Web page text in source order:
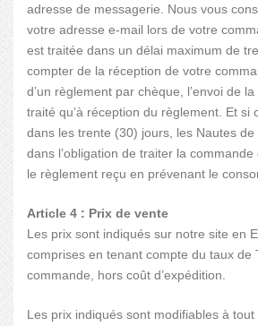
adresse de messagerie. Nous vous
votre adresse e-mail lors de votre
est traitée dans un délai maximum de
compter de la réception de votre
d’un règlement par chèque, l’envoi de
traité qu’à réception du règlement. Et si
dans les trente (30) jours, les Nautes
dans l’obligation de traiter la
le règlement reçu en prévenant le
Article 4 : Prix de vente
Les prix sont indiqués sur notre site en
comprises en tenant compte du taux de
commande, hors coût d’expédition.
Les prix indiqués sont modifiables à